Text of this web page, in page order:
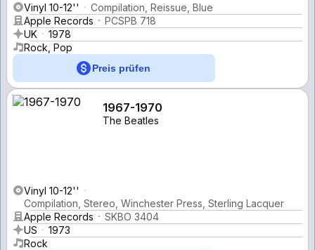
Vinyl 10-12''
Compilation, Reissue, Blue
Apple Records
PCSPB 718
UK
1978
Rock, Pop
Preis prüfen
1967-1970
The Beatles
Vinyl 10-12''
Compilation, Stereo, Winchester Press, Sterling Lacquer
Apple Records
SKBO 3404
US
1973
Rock